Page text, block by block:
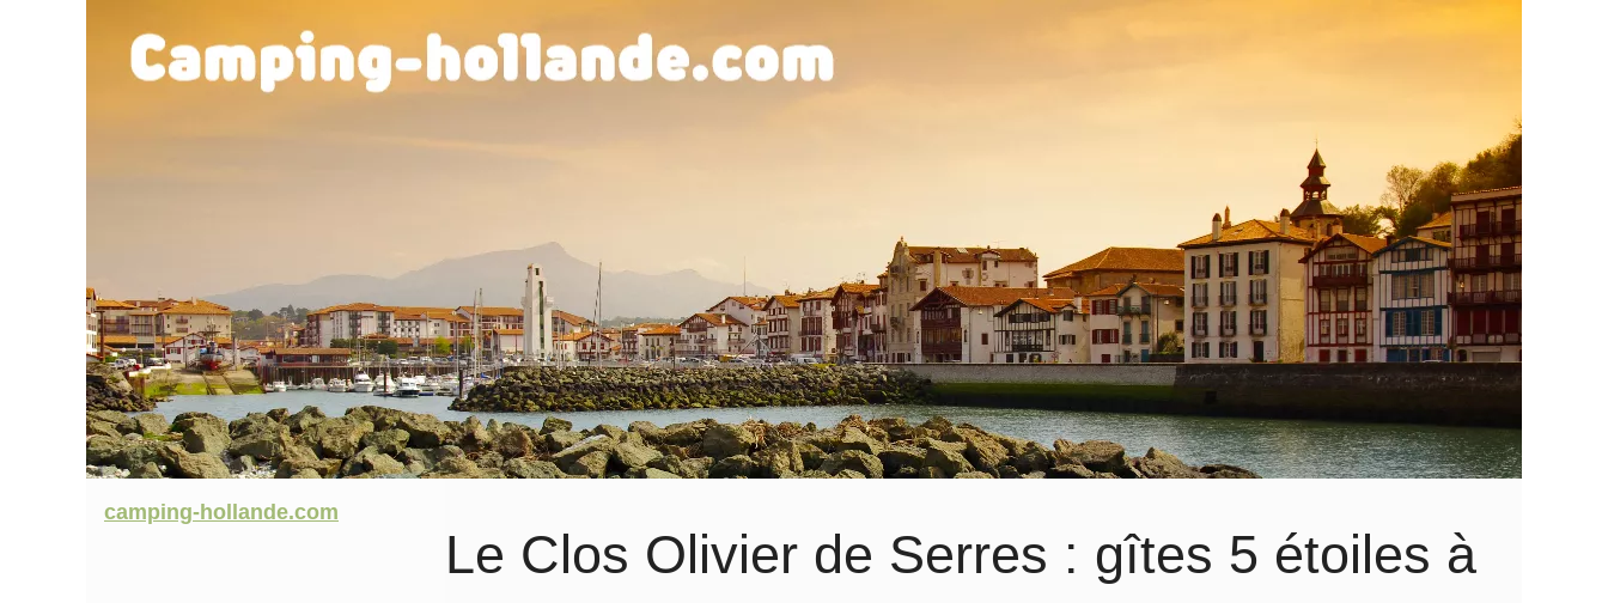
Le Clos Olivier de Serres : gîtes 5 étoiles à
camping-hollande.com